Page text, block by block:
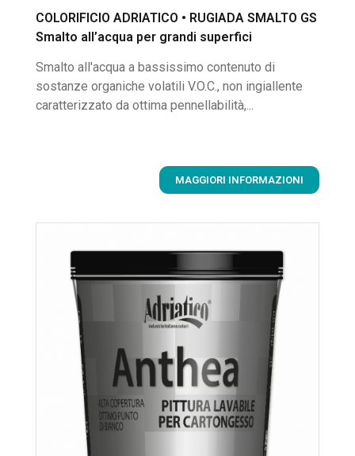
COLORIFICIO ADRIATICO • RUGIADA SMALTO GS
Smalto all’acqua per grandi superfici
Smalto all'acqua a bassissimo contenuto di
sostanze organiche volatili V.O.C., non ingiallente
caratterizzato da ottima pennellabilità,...
MAGGIORI INFORMAZIONI